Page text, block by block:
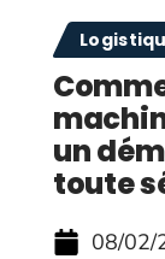
un
toute
08/02/